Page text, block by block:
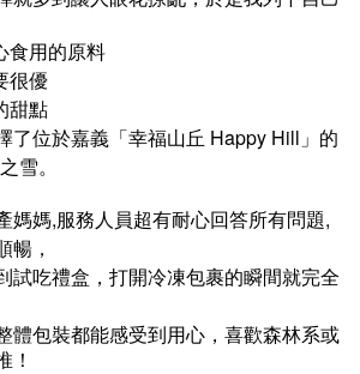
食用的原料
很優
甜點
了位於嘉義「幸福山丘 Happy Hill 」的
雪。
媽媽,服務人員超有耐心回答所有問題,
暢 ，
試吃禮盒 ， 打開冷凍包裹的瞬間就完全
體包裝都能感受到用心 ， 喜歡森林系或
！